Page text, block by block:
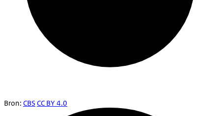
Bron: CBS CC BY 4.0